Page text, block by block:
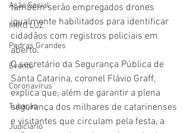
Ação Social
MIRO LUZ
Pedras Grandes
Evento
Coronavírus
Tubarão
Judiciário
também serão empregados drones
igualmente habilitados para identificar
cidadãos com registros policiais em
aberto.
O secretário da Segurança Pública de
Santa Catarina, coronel Flávio Graff,
explica que, além de garantir a plena
segurança dos milhares de catarinenses
e visitantes que circulam pela festa, a